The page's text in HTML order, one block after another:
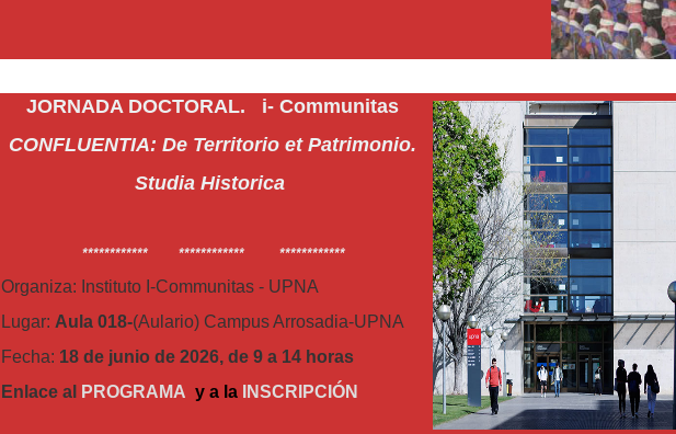
JORNADA DOCTORAL. i- Communitas
CONFLUENTIA: De Territorio et Patrimonio.
Studia Historica
************ ************ ************
Organiza: Instituto I-Communitas - UPNA
Lugar: Aula 018-(Aulario) Campus Arrosadia-UPNA
Fecha: 18 de junio de 2026, de 9 a 14 horas
Enlace al
PROGRAMA y a la INSCRIPCIÓN